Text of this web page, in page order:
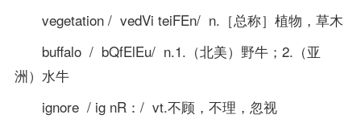
vegetation / vedVi teiFEn/ n.［总称］植物，草木
buffalo / bQfElEu/ n.1.（北美）野牛；2.（亚
洲）水牛
ignore / ig nR：/ vt.不顾，不理，忽视